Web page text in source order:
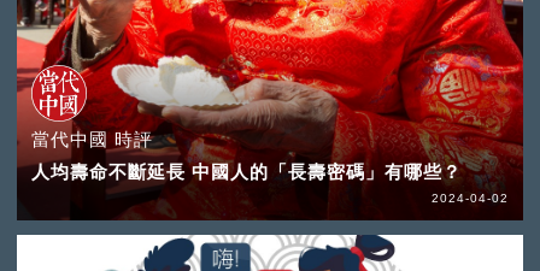
當代中國 時評
人均壽命不斷延長 中國人的「長壽密碼」有哪些？
2024-04-02